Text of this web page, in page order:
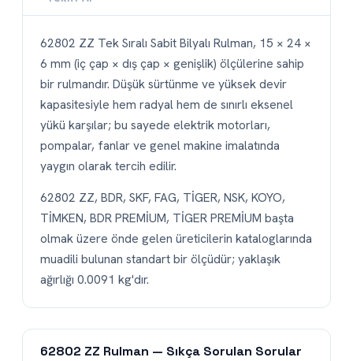
62802 ZZ Tek Sıralı Sabit Bilyalı Rulman, 15 × 24 ×
6 mm (iç çap × dış çap × genişlik) ölçülerine sahip
bir rulmandır. Düşük sürtünme ve yüksek devir
kapasitesiyle hem radyal hem de sınırlı eksenel
yükü karşılar; bu sayede elektrik motorları,
pompalar, fanlar ve genel makine imalatında
yaygın olarak tercih edilir.
62802 ZZ, BDR, SKF, FAG, TİGER, NSK, KOYO,
TİMKEN, BDR PREMİUM, TİGER PREMİUM başta
olmak üzere önde gelen üreticilerin kataloglarında
muadili bulunan standart bir ölçüdür; yaklaşık
ağırlığı 0.0091 kg'dır.
62802 ZZ Rulman — Sıkça Sorulan Sorular